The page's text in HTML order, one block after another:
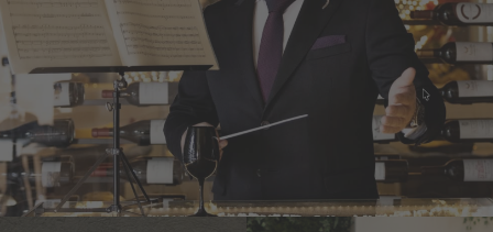
Joan Carles Ibáñez
Lasarte***